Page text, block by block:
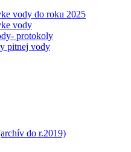
vody do roku 2025
vody
protokoly
pitnej vody
do r.2019)